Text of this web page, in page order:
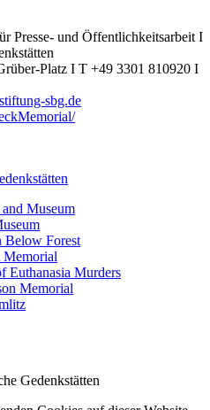
Presse- und Öffentlichkeitsarbeit I
Platz I T +49 3301 810920 I
sbg.de
Museum
Below Forest
Memorial
Euthanasia Murders
Memorial
Gedenkstätten